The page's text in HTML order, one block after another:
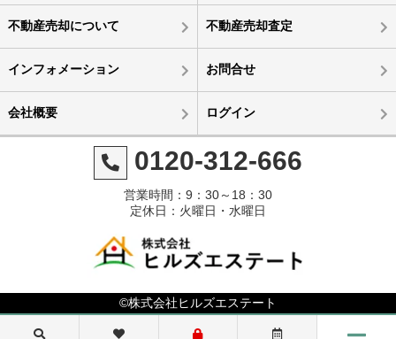
不動産売却について 不動産売却査定
インフォメーション お問合せ
会社概要 ログイン
0120-312-666
営業時間：9：30～18：30
定休日：火曜日・水曜日
©株式会社ヒルズエステート